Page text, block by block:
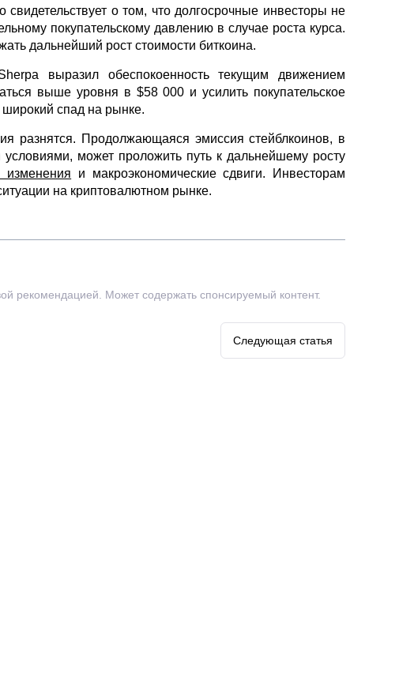
о том, что долгосрочные инвесторы не
покупательскому давлению в случае роста курса.
дальнейший рост стоимости биткоина.
выразил обеспокоенность текущим движением
выше уровня в $58 000 и усилить покупательское
спад на рынке.
разнятся. Продолжающаяся эмиссия стейблкоинов, в
может проложить путь к дальнейшему росту
изменения и макроэкономические сдвиги. Инвесторам
на криптовалютном рынке.
рекомендацией. Может содержать спонсируемый контент.
Следующая статья